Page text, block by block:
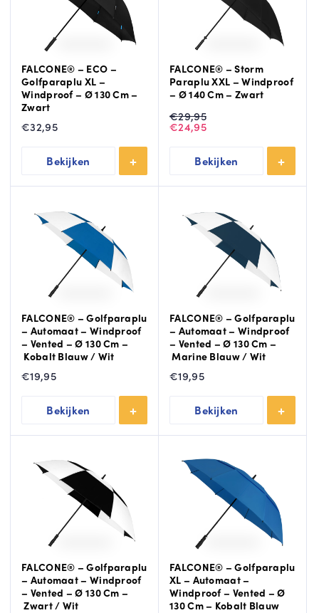
n
m
r
FALCONE® – ECO –
Golfparaplu XL –
Windproof – Ø 130 Cm –
Zwart
€32,95
Bekijken
FALCONE® – Storm
Paraplu XXL – Windproof
– Ø 140 Cm – Zwart
€29,95
Oorspronkelijke
prijs
was:
€24,95
Huidige
prijs
Bekijken
FALCONE® – Golfparaplu
– Automaat – Windproof
– Vented – Ø 130 Cm –
Kobalt Blauw / Wit
€19,95
Bekijken
FALCONE® – Golfparaplu
– Automaat – Windproof
– Vented – Ø 130 Cm –
Marine Blauw / Wit
€19,95
Bekijken
FALCONE® – Golfparaplu
– Automaat – Windproof
– Vented – Ø 130 Cm –
Zwart / Wit
FALCONE® – Golfparaplu
XL – Automaat –
Windproof – Vented – Ø
130 Cm – Kobalt Blauw